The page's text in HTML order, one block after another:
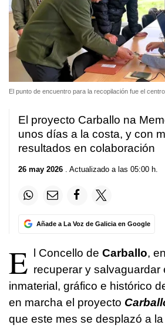
El punto de encuentro para la recopilación fue el
El proyecto Carballo na
unos días a la costa, y con
resultados en colaboración
26 may 2026 . Actualizado a las 05:00 h.
Añade a La Voz de Galicia en Google
E l Concello de Carballo,
recuperar y salvaguardar
inmaterial, gráfico e histórico
en marcha el proyecto
que este mes se desplazó a